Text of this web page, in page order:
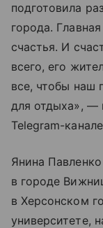
подготовила
города.
счастья. И
всего, его
все, чтобы наш
для отдыха», —
Telegram-
Янина
в городе
в Херсонском
университете,